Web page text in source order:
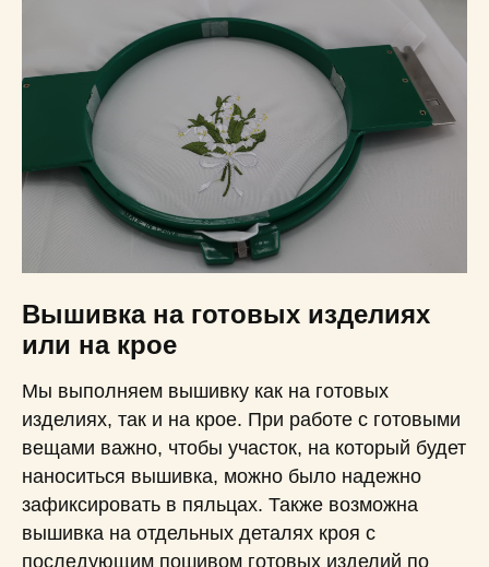
Вышивка на готовых изделиях
или на крое
Мы выполняем вышивку как на готовых
изделиях, так и на крое. При работе с готовыми
вещами важно, чтобы участок, на который будет
наноситься вышивка, можно было надежно
зафиксировать в пяльцах. Также возможна
вышивка на отдельных деталях кроя с
последующим пошивом готовых изделий по